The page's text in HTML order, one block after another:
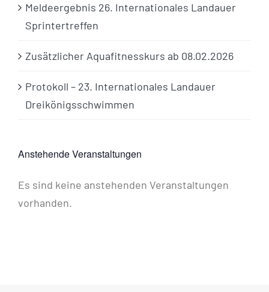
Meldeergebnis 26. Internationales Landauer
Sprintertreffen
Zusätzlicher Aquafitnesskurs ab 08.02.2026
Protokoll – 23. Internationales Landauer
Dreikönigsschwimmen
Anstehende Veranstaltungen
Hinweis
Es sind keine anstehenden Veranstaltungen
vorhanden.